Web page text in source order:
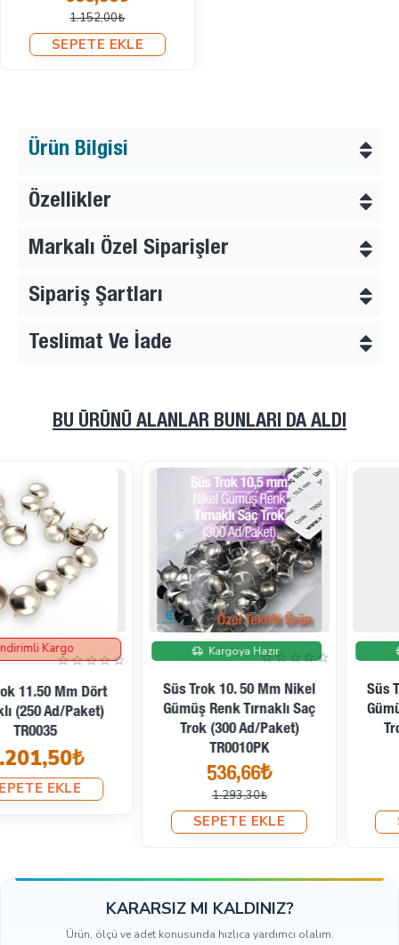
1.152,00₺
SEPETE EKLE
Ürün Bilgisi
Özellikler
Markalı Özel Siparişler
Sipariş Şartları
Teslimat Ve İade
BU ÜRÜNÜ ALANLAR BUNLARI DA ALDI
İndirimde
Kargoya Hazır
Süs Trok 11. 50 Mm Nikel
Gümüş Renk Tırnaklı Saç
Trok (300 Ad/Paket)
TR0035PK
634,23₺
1.201,46₺
İndirimde
Kargoya Hazır
Süs Trok 12. 50 Mm Nikel
Gümüş Renk Desenli Tırnaklı
Saç Trok (250 Ad/Paket)
528,68₺
SEPETE EKLE
KARARSIZ MI KALDINIZ?
Ürün, ölçü ve adet konusunda hızlıca yardımcı olalım.